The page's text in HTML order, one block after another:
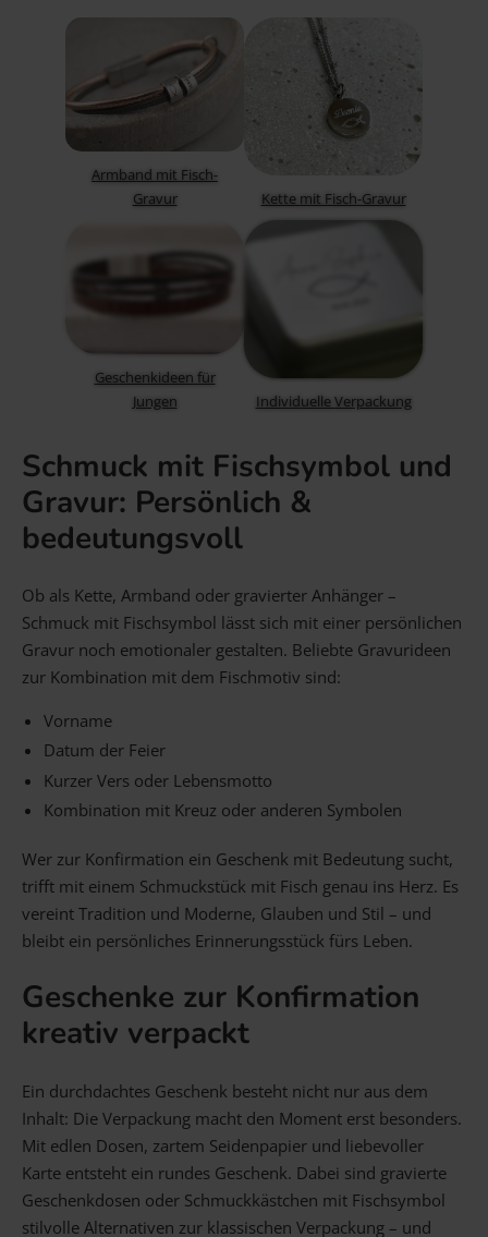
Armband mit Fisch-
Gravur
Kette mit Fisch-Gravur
Geschenkideen für
Jungen
Individuelle Verpackung
Schmuck mit Fischsymbol und
Gravur: Persönlich &
bedeutungsvoll
Ob als Kette, Armband oder gravierter Anhänger –
Schmuck mit Fischsymbol lässt sich mit einer persönlichen
Gravur noch emotionaler gestalten. Beliebte Gravurideen
zur Kombination mit dem Fischmotiv sind:
Vorname
Datum der Feier
Kurzer Vers oder Lebensmotto
Kombination mit Kreuz oder anderen Symbolen
Wer zur Konfirmation ein Geschenk mit Bedeutung sucht,
trifft mit einem Schmuckstück mit Fisch genau ins Herz. Es
vereint Tradition und Moderne, Glauben und Stil – und
bleibt ein persönliches Erinnerungsstück fürs Leben.
Geschenke zur Konfirmation
kreativ verpackt
Ein durchdachtes Geschenk besteht nicht nur aus dem
Inhalt: Die Verpackung macht den Moment erst besonders.
Mit edlen Dosen, zartem Seidenpapier und liebevoller
Karte entsteht ein rundes Geschenk. Dabei sind gravierte
Geschenkdosen oder Schmuckkästchen mit Fischsymbol
stilvolle Alternativen zur klassischen Verpackung – und